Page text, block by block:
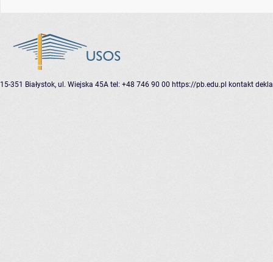
15-351 Białystok, ul. Wiejska 45A tel: +48 746 90 00 https://pb.edu.pl kontakt